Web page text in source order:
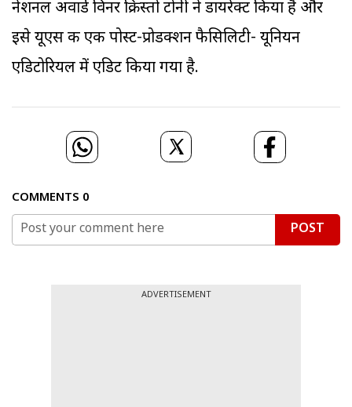
नेशनल अवार्ड विनर क्रिस्तो टोनी ने डायरेक्ट किया है और
इसे यूएस की एक पोस्ट-प्रोडक्शन फैसिलिटी- यूनियन
एडिटोरियल में एडिट किया गया है.
COMMENTS 0
POST
ADVERTISEMENT